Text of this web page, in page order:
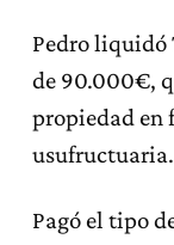
Pedro liquidó
de 90.000€,
propiedad en
usufructuaria.
Pagó el tipo